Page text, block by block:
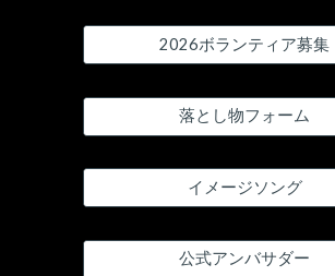
2026ボランティア募集
落とし物フォーム
イメージソング
公式アンバサダー